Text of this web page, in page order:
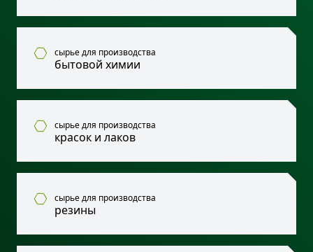
сырье для производства
бытовой химии
сырье для производства
красок и лаков
сырье для производства
резины